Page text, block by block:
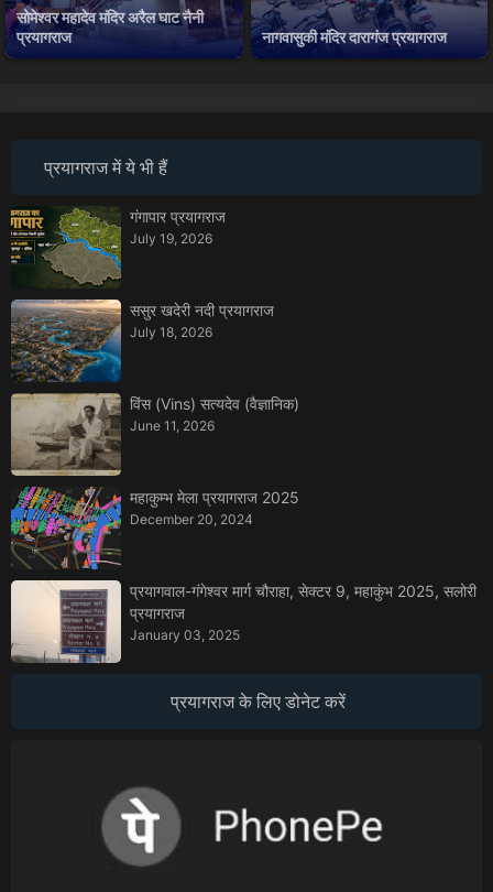
सोमेश्वर महादेव मंदिर अरैल घाट नैनी
प्रयागराज
नागवासुकी मंदिर दारागंज प्रयागराज
प्रयागराज में ये भी हैं
गंगापार प्रयागराज
July 19, 2026
ससुर खदेरी नदी प्रयागराज
July 18, 2026
विंस (Vins) सत्यदेव (वैज्ञानिक)
June 11, 2026
महाकुम्भ मेला प्रयागराज 2025
December 20, 2024
प्रयागवाल-गंगेश्वर मार्ग चौराहा, सेक्टर 9, महाकुंभ 2025, सलोरी
प्रयागराज
January 03, 2025
प्रयागराज के लिए डोनेट करें